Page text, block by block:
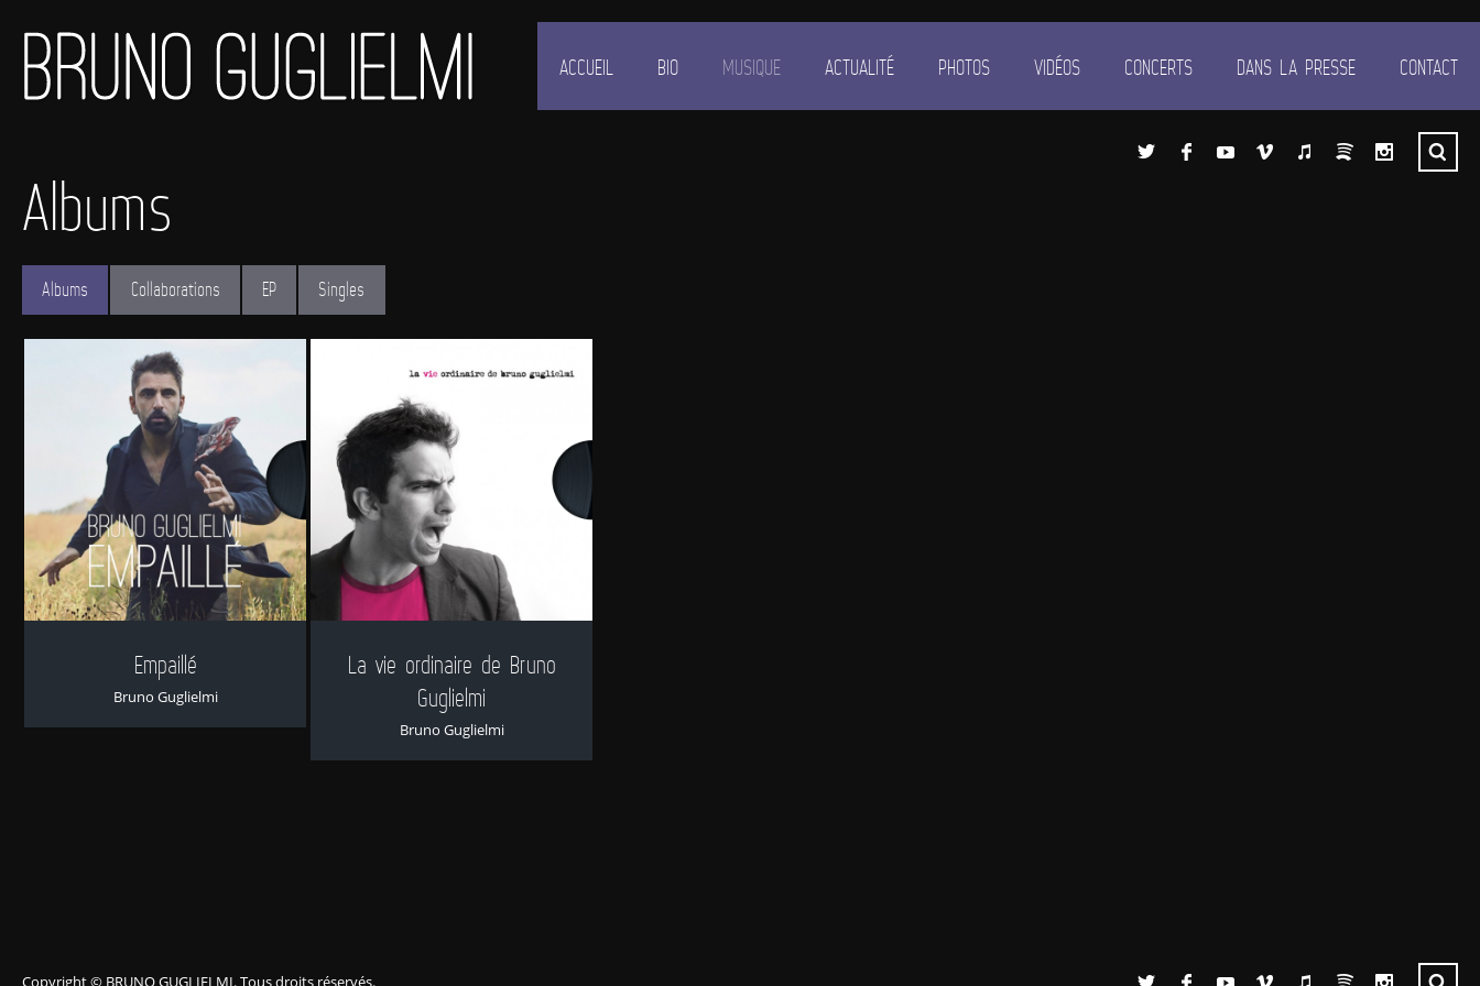
ACCUEIL BIO MUSIQUE ACTUALITÉ PHOTOS VIDÉOS CONCERTS DANS LA PRESSE CONTACT
Albums
Albums Collaborations EP Singles
Empaillé
Bruno Guglielmi
La vie ordinaire de Bruno
Guglielmi
Bruno Guglielmi
Copyright © BRUNO GUGLIELMI. Tous droits réservés.